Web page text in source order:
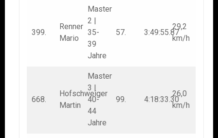
399.
Renner
Mario
Master
2 |
35-
39
Jahre
57. 3:49:55.87
29,2
km/h
668.
Hofschweiger
Martin
Master
3 |
40-
44
Jahre
99. 4:18:33.30
26,0
km/h